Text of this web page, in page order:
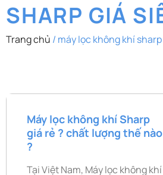
SHARP GIÁ
Trang chủ / máy lọc không khí
Máy lọc không khí Sharp
giá rẻ ? chất lượng thế nào
?
Tại Việt Nam, Máy lọc không khí